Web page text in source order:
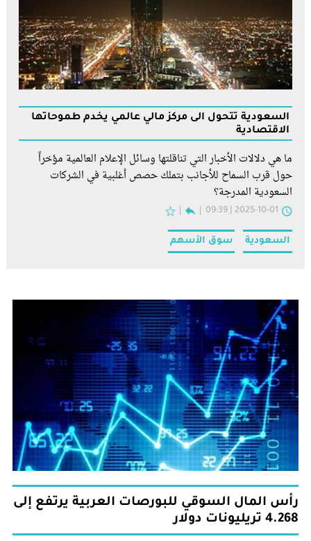
السعودية تتحول الى مركز مالي عالمي يخدم طموحاتها
الاقتصادية
ما هي دلالات الأخبار التي تناقلتها وسائل الإعلام العالمية مؤخراً
حول قرب السماح للأجانب بتملك حصص أغلبية في الشركات
السعودية المدرجة؟
2025-10-01 | 09:39
السعودية سوق الأسهم
رأس المال السوقي للبورصات العربية يرتفع إلى
4.268 تريليونات دولار